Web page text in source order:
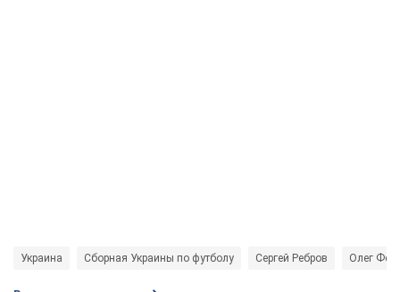
Украина Сборная Украины по футболу Сергей Ребров Олег